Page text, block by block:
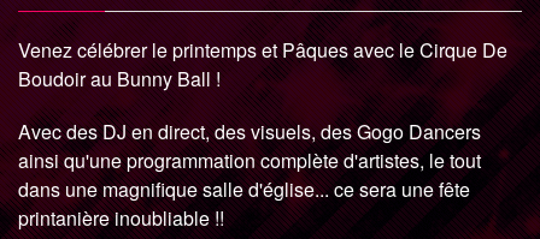
Venez célébrer le printemps et Pâques avec le Cirque De
Boudoir au Bunny Ball !
Avec des DJ en direct, des visuels, des Gogo Dancers
ainsi qu'une programmation complète d'artistes, le tout
dans une magnifique salle d'église... ce sera une fête
printanière inoubliable !!